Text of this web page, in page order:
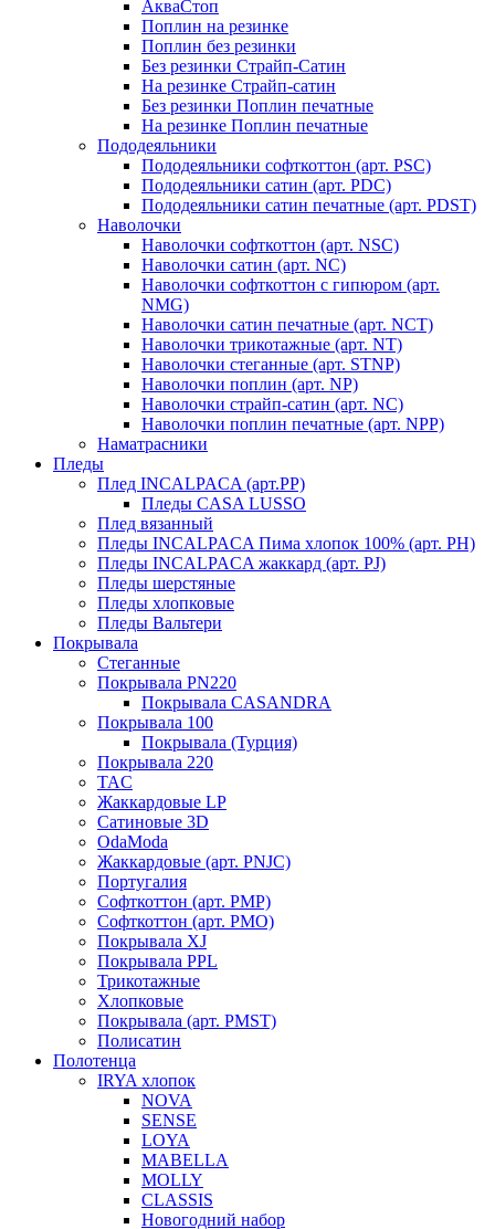
АкваСтоп
Поплин на резинке
Поплин без резинки
Без резинки Страйп-Сатин
На резинке Страйп-сатин
Без резинки Поплин печатные
На резинке Поплин печатные
Пододеяльники
Пододеяльники софткоттон (арт. PSC)
Пододеяльники сатин (арт. PDC)
Пододеяльники сатин печатные (арт. PDST)
Наволочки
Наволочки софткоттон (арт. NSC)
Наволочки сатин (арт. NC)
Наволочки софткоттон с гипюром (арт.
NMG)
Наволочки сатин печатные (арт. NCT)
Наволочки трикотажные (арт. NT)
Наволочки стеганные (арт. STNP)
Наволочки поплин (арт. NP)
Наволочки страйп-сатин (арт. NC)
Наволочки поплин печатные (арт. NPP)
Наматрасники
Пледы
Плед INCALPACA (арт.PP)
Пледы CASA LUSSO
Плед вязанный
Пледы INCALPACA Пима хлопок 100% (арт. PH)
Пледы INCALPACA жаккард (арт. PJ)
Пледы шерстяные
Пледы хлопковые
Пледы Вальтери
Покрывала
Стеганные
Покрывала PN220
Покрывала CASANDRA
Покрывала 100
Покрывала (Турция)
Покрывала 220
TAC
Жаккардовые LP
Сатиновые 3D
OdaModa
Жаккардовые (арт. PNJC)
Португалия
Софткоттон (арт. PMP)
Софткоттон (арт. PMO)
Покрывала XJ
Покрывала PPL
Трикотажные
Хлопковые
Покрывала (арт. PMST)
Полисатин
Полотенца
IRYA хлопок
NOVA
SENSE
LOYA
MABELLA
MOLLY
CLASSIS
Новогодний набор